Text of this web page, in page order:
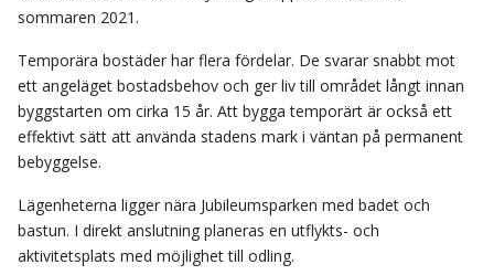
sommaren 2021.
Temporära bostäder har flera fördelar. De svarar snabbt mot
ett angeläget bostadsbehov och ger liv till området långt innan
byggstarten om cirka 15 år. Att bygga temporärt är också ett
effektivt sätt att använda stadens mark i väntan på permanent
bebyggelse.
Lägenheterna ligger nära Jubileumsparken med badet och
bastun. I direkt anslutning planeras en utflykts- och
aktivitetsplats med möjlighet till odling.